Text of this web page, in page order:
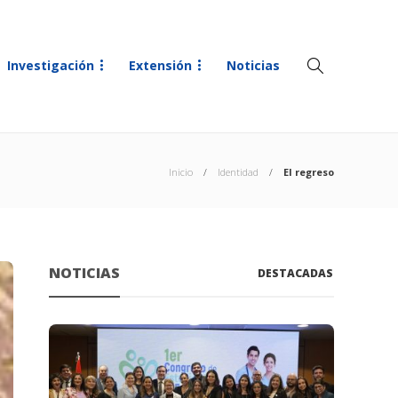
Investigación Extensión Noticias
Inicio Identidad El regreso
NOTICIAS DESTACADAS